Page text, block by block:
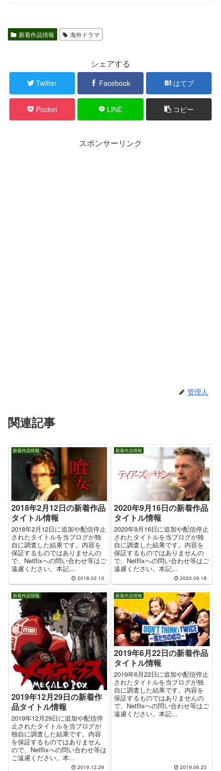
新着作品情報 海外ドラマ
シェアする
Twitter Facebook はてブ
Pocket LINE コピー
スポンサーリンク
管理人
関連記事
新着作品情報
2018年2月12日の新着作品
タイトル情報
2018年2月12日に追加や配信停止
されたタイトルを当ブログが独
自に調査した結果です。内容を
保証するものではありませんの
で、Netflixへの問い合わせ等はご
遠慮ください。本記...
2018.02.13
新着作品情報
2020年9月16日の新着作品
タイトル情報
2020年9月16日に追加や配信停止
されたタイトルを当ブログが独
自に調査した結果です。内容を
保証するものではありませんの
で、Netflixへの問い合わせ等はご
遠慮ください。本記...
2020.09.18
新着作品情報
2019年12月29日の新着作
品タイトル情報
2019年12月29日に追加や配信停
止されたタイトルを当ブログが
独自に調査した結果です。内容
を保証するものではありません
ので、Netflixへの問い合わせ等は
ご遠慮ください。本...
2019.12.29
新着作品情報
2019年6月22日の新着作品
タイトル情報
2019年6月22日に追加や配信停止
されたタイトルを当ブログが独
自に調査した結果です。内容を
保証するものではありませんの
で、Netflixへの問い合わせ等はご
遠慮ください。本記...
2019.06.23